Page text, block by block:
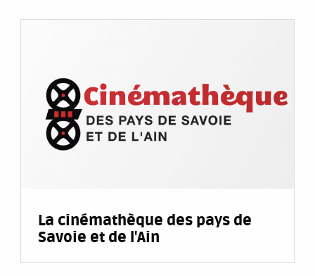
La cinémathèque des pays de
Savoie et de l'Ain